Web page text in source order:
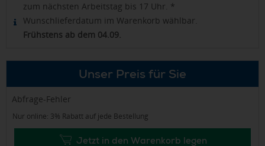
zum nächsten Arbeitstag bis 17 Uhr. *
Wunschlieferdatum im Warenkorb wählbar.
Frühstens ab dem 04.09.
Unser Preis für Sie
Abfrage-Fehler
Nur online: 3% Rabatt auf jede Bestellung
Jetzt in den Warenkorb legen